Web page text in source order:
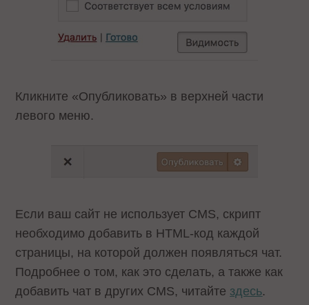
Кликните «Опубликовать» в верхней части
левого меню.
Если ваш сайт не использует CMS, скрипт
необходимо добавить в HTML-код каждой
страницы, на которой должен появляться чат.
Подробнее о том, как это сделать, а также как
добавить чат в других CMS, читайте здесь.